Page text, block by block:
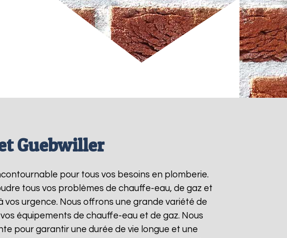
Guebwiller
pour tous vos besoins en plomberie.
tous vos problèmes de chauffe-eau, de gaz et
urgence. Nous offrons une grande variété de
équipements de chauffe-eau et de gaz. Nous
pour garantir une durée de vie longue et une